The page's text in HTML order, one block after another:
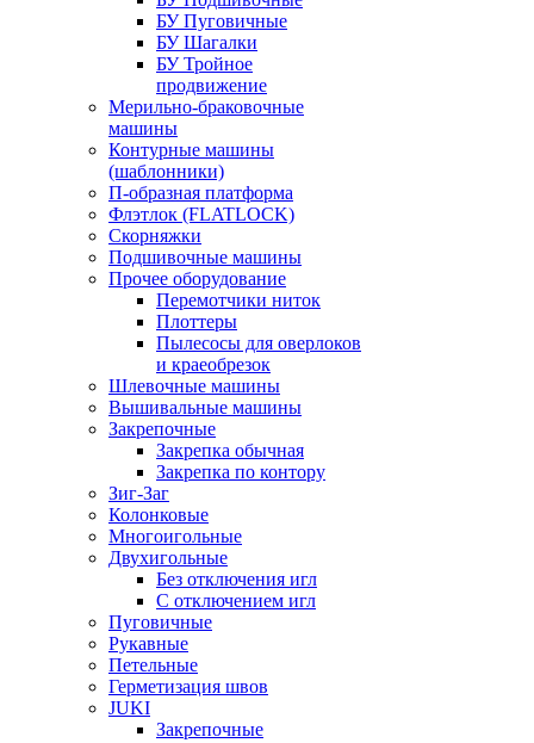
БУ Пуговичные
БУ Шагалки
БУ Тройное
продвижение
Мерильно-браковочные
машины
Контурные машины
(шаблонники)
П-образная платформа
Флэтлок (FLATLOCK)
Скорняжки
Подшивочные машины
Прочее оборудование
Перемотчики ниток
Плоттеры
Пылесосы для оверлоков
и краеобрезок
Шлевочные машины
Вышивальные машины
Закрепочные
Закрепка обычная
Закрепка по контору
Зиг-Заг
Колонковые
Многоигольные
Двухигольные
Без отключения игл
С отключением игл
Пуговичные
Рукавные
Петельные
Герметизация швов
JUKI
Закрепочные